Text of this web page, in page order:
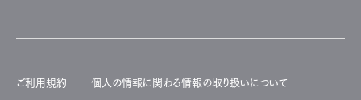
ご利用規約 個人の情報に関わる情報の取り扱いについて